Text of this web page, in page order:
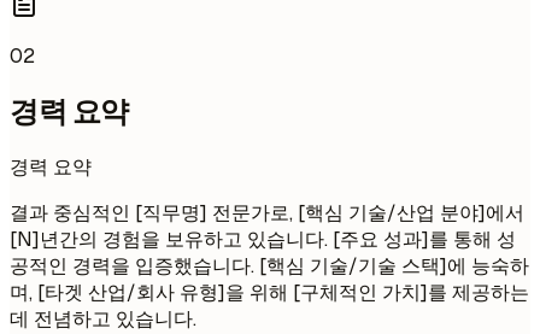
02
경력 요약
경력 요약
결과 중심적인 [직무명] 전문가로, [핵심 기술/산업 분야]에서
[N]년간의 경험을 보유하고 있습니다. [주요 성과]를 통해 성
공적인 경력을 입증했습니다. [핵심 기술/기술 스택]에 능숙하
며, [타겟 산업/회사 유형]을 위해 [구체적인 가치]를 제공하는
데 전념하고 있습니다.